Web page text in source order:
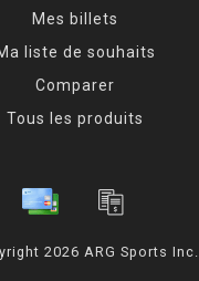
Mes billets
liste de souhaits
Comparer
Tous les produits
2026 ARG Sports Inc.